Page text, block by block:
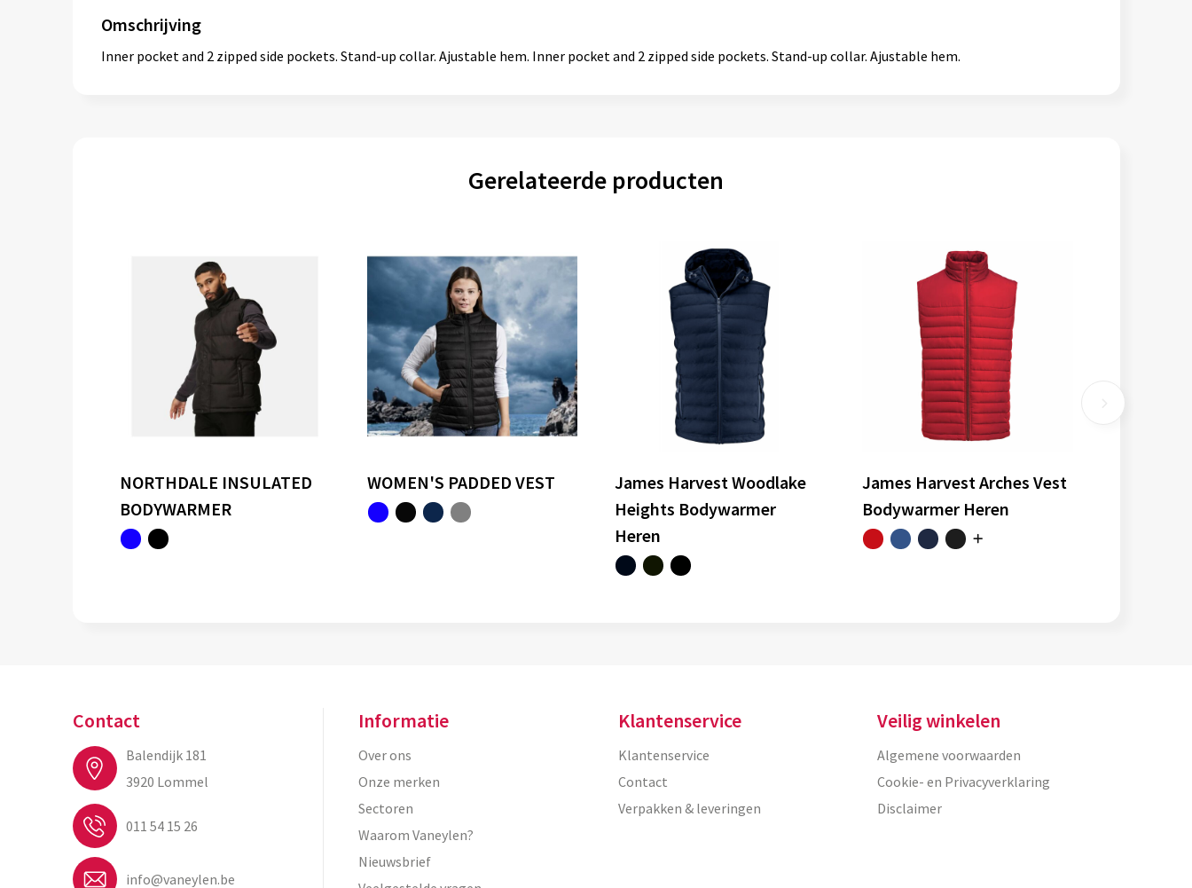
Omschrijving
Inner pocket and 2 zipped side pockets. Stand-up collar. Ajustable hem. Inner pocket and 2 zipped side pockets. Stand-up collar. Ajustable hem.
Gerelateerde producten
NORTHDALE INSULATED
BODYWARMER
WOMEN'S PADDED VEST
James Harvest Woodlake
Heights Bodywarmer
Heren
James Harvest Arches Vest
Bodywarmer Heren
Contact
Balendijk 181
3920 Lommel
011 54 15 26
info@vaneylen.be
Informatie
Over ons
Onze merken
Sectoren
Waarom Vaneylen?
Nieuwsbrief
Klantenservice
Klantenservice
Contact
Verpakken & leveringen
Veilig winkelen
Algemene voorwaarden
Cookie- en Privacyverklaring
Disclaimer